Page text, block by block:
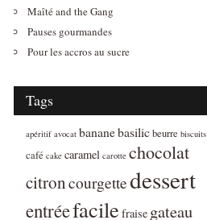
Maîté and the Gang
Pauses gourmandes
Pour les accros au sucre
Tags
apéritif avocat bananebasilicbeurre biscuits
café cake caramel carotte chocolat
citroncourgettedessert
entréefacile fraise gateau